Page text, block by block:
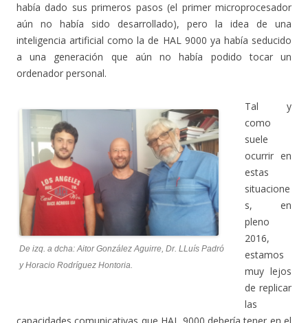
había dado sus primeros pasos (el primer microprocesador
aún no había sido desarrollado), pero la idea de una
inteligencia artificial como la de HAL 9000 ya había seducido
a una generación que aún no había podido tocar un
ordenador personal.
De izq. a dcha: Aitor González Aguirre, Dr. LLuís Padró
y Horacio Rodríguez Hontoria.
Tal y
como
suele
ocurrir en
estas
situacione
s, en
pleno
2016,
estamos
muy lejos
de replicar
las